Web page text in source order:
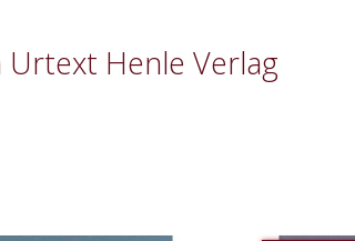
Urtext Henle Verlag